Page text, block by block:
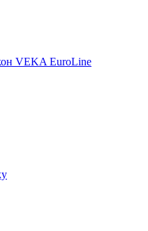
VEKA EuroLine